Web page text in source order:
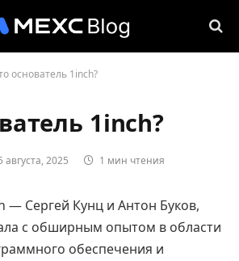
основатель 1inch?
1inch?
августа, 2025 1 мин чтения
— Сергей Кунц и Антон Буков,
с обширным опытом в области
обеспечения и